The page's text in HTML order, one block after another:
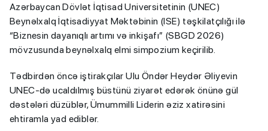
Azərbaycan Dövlət İqtisad Universitetinin (UNEC)
Beynəlxalq İqtisadiyyat Məktəbinin (ISE) təşkilatçılığı ilə
“Biznesin dayanıqlı artımı və inkişafı” (SBGD 2026)
mövzusunda beynəlxalq elmi simpozium keçirilib.
Tədbirdən öncə iştirakçılar Ulu Öndər Heydər Əliyevin
UNEC-də ucaldılmış büstünü ziyarət edərək önünə gül
dəstələri düzüblər, Ümummilli Liderin əziz xatirəsini
ehtiramla yad ediblər.